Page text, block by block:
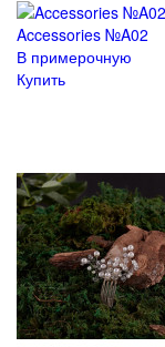
Accessories №A02
В примерочную
Купить